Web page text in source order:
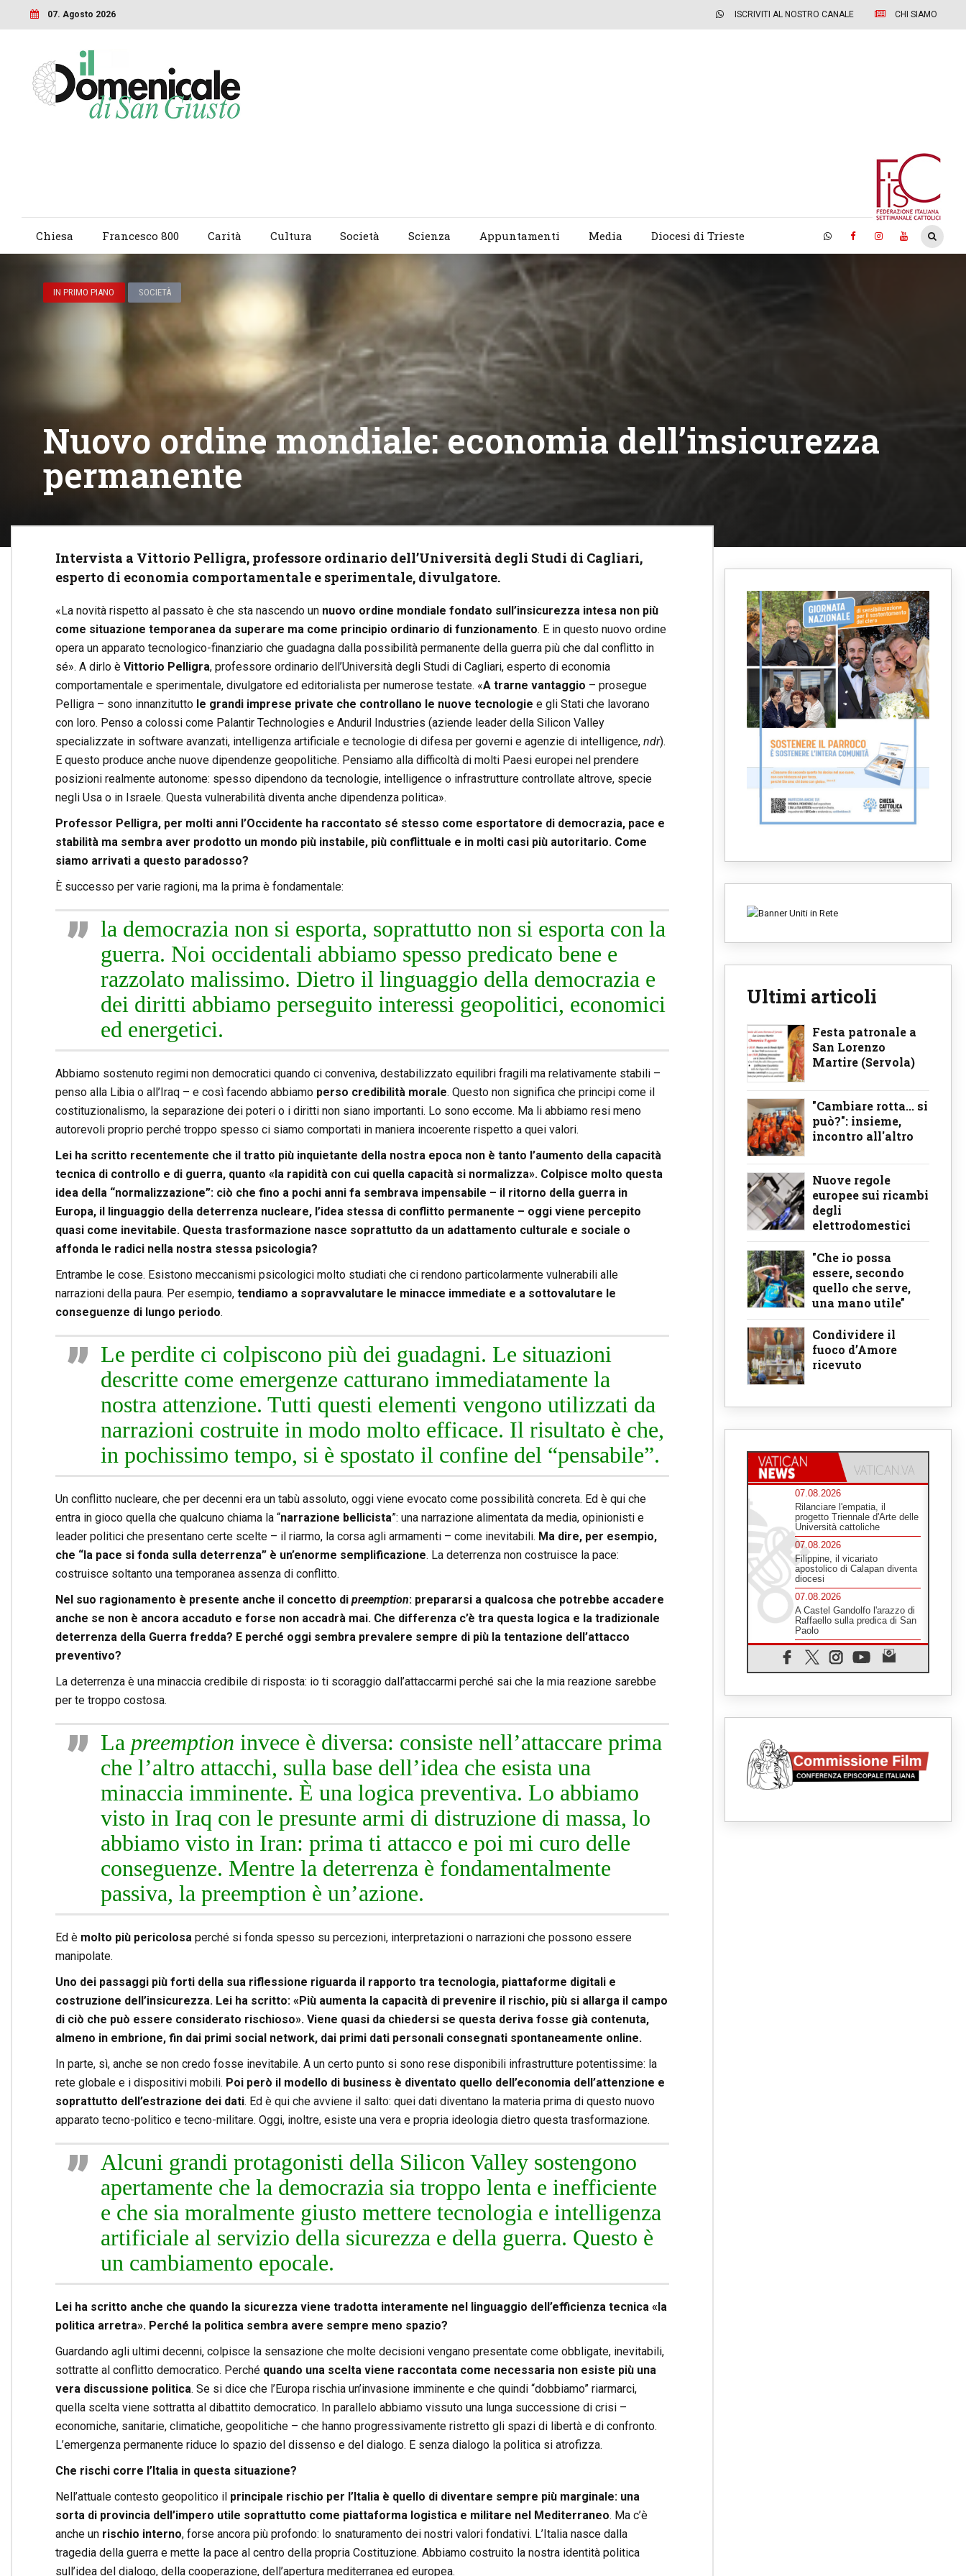
07. Agosto 2026 ISCRIVITI AL NOSTRO CANALE CHI SIAMO
Chiesa Francesco 800 Carità Cultura Società Scienza Appuntamenti Media Diocesi di Trieste
IN PRIMO PIANO SOCIETÀ
Nuovo ordine mondiale: economia dell’insicurezza
permanente
Intervista a Vittorio Pelligra, professore ordinario dell’Università degli Studi di Cagliari,
esperto di economia comportamentale e sperimentale, divulgatore.
«La novità rispetto al passato è che sta nascendo un nuovo ordine mondiale fondato sull’insicurezza intesa non più
come situazione temporanea da superare ma come principio ordinario di funzionamento. E in questo nuovo ordine
opera un apparato tecnologico-finanziario che guadagna dalla possibilità permanente della guerra più che dal conflitto in
sé». A dirlo è Vittorio Pelligra, professore ordinario dell’Università degli Studi di Cagliari, esperto di economia
comportamentale e sperimentale, divulgatore ed editorialista per numerose testate. «A trarne vantaggio – prosegue
Pelligra – sono innanzitutto le grandi imprese private che controllano le nuove tecnologie e gli Stati che lavorano
con loro. Penso a colossi come Palantir Technologies e Anduril Industries (aziende leader della Silicon Valley
specializzate in software avanzati, intelligenza artificiale e tecnologie di difesa per governi e agenzie di intelligence, ndr).
E questo produce anche nuove dipendenze geopolitiche. Pensiamo alla difficoltà di molti Paesi europei nel prendere
posizioni realmente autonome: spesso dipendono da tecnologie, intelligence o infrastrutture controllate altrove, specie
negli Usa o in Israele. Questa vulnerabilità diventa anche dipendenza politica».
Professor Pelligra, per molti anni l’Occidente ha raccontato sé stesso come esportatore di democrazia, pace e
stabilità ma sembra aver prodotto un mondo più instabile, più conflittuale e in molti casi più autoritario. Come
siamo arrivati a questo paradosso?
È successo per varie ragioni, ma la prima è fondamentale:
la democrazia non si esporta, soprattutto non si esporta con la
guerra. Noi occidentali abbiamo spesso predicato bene e
razzolato malissimo. Dietro il linguaggio della democrazia e
dei diritti abbiamo perseguito interessi geopolitici, economici
ed energetici.
Abbiamo sostenuto regimi non democratici quando ci conveniva, destabilizzato equilibri fragili ma relativamente stabili –
penso alla Libia o all’Iraq – e così facendo abbiamo perso credibilità morale. Questo non significa che principi come il
costituzionalismo, la separazione dei poteri o i diritti non siano importanti. Lo sono eccome. Ma li abbiamo resi meno
autorevoli proprio perché troppo spesso ci siamo comportati in maniera incoerente rispetto a quei valori.
Lei ha scritto recentemente che il tratto più inquietante della nostra epoca non è tanto l’aumento della capacità
tecnica di controllo e di guerra, quanto «la rapidità con cui quella capacità si normalizza». Colpisce molto questa
idea della “normalizzazione”: ciò che fino a pochi anni fa sembrava impensabile – il ritorno della guerra in
Europa, il linguaggio della deterrenza nucleare, l’idea stessa di conflitto permanente – oggi viene percepito
quasi come inevitabile. Questa trasformazione nasce soprattutto da un adattamento culturale e sociale o
affonda le radici nella nostra stessa psicologia?
Entrambe le cose. Esistono meccanismi psicologici molto studiati che ci rendono particolarmente vulnerabili alle
narrazioni della paura. Per esempio, tendiamo a sopravvalutare le minacce immediate e a sottovalutare le
conseguenze di lungo periodo.
Le perdite ci colpiscono più dei guadagni. Le situazioni
descritte come emergenze catturano immediatamente la
nostra attenzione. Tutti questi elementi vengono utilizzati da
narrazioni costruite in modo molto efficace. Il risultato è che,
in pochissimo tempo, si è spostato il confine del “pensabile”.
Un conflitto nucleare, che per decenni era un tabù assoluto, oggi viene evocato come possibilità concreta. Ed è qui che
entra in gioco quella che qualcuno chiama la “narrazione bellicista”: una narrazione alimentata da media, opinionisti e
leader politici che presentano certe scelte – il riarmo, la corsa agli armamenti – come inevitabili. Ma dire, per esempio,
che “la pace si fonda sulla deterrenza” è un’enorme semplificazione. La deterrenza non costruisce la pace:
costruisce soltanto una temporanea assenza di conflitto.
Nel suo ragionamento è presente anche il concetto di preemption: prepararsi a qualcosa che potrebbe accadere
anche se non è ancora accaduto e forse non accadrà mai. Che differenza c’è tra questa logica e la tradizionale
deterrenza della Guerra fredda? E perché oggi sembra prevalere sempre di più la tentazione dell’attacco
preventivo?
La deterrenza è una minaccia credibile di risposta: io ti scoraggio dall’attaccarmi perché sai che la mia reazione sarebbe
per te troppo costosa.
La preemption invece è diversa: consiste nell’attaccare prima
che l’altro attacchi, sulla base dell’idea che esista una
minaccia imminente. È una logica preventiva. Lo abbiamo
visto in Iraq con le presunte armi di distruzione di massa, lo
abbiamo visto in Iran: prima ti attacco e poi mi curo delle
conseguenze. Mentre la deterrenza è fondamentalmente
passiva, la preemption è un’azione.
Ed è molto più pericolosa perché si fonda spesso su percezioni, interpretazioni o narrazioni che possono essere
manipolate.
Uno dei passaggi più forti della sua riflessione riguarda il rapporto tra tecnologia, piattaforme digitali e
costruzione dell’insicurezza. Lei ha scritto: «Più aumenta la capacità di prevenire il rischio, più si allarga il campo
di ciò che può essere considerato rischioso». Viene quasi da chiedersi se questa deriva fosse già contenuta,
almeno in embrione, fin dai primi social network, dai primi dati personali consegnati spontaneamente online.
In parte, sì, anche se non credo fosse inevitabile. A un certo punto si sono rese disponibili infrastrutture potentissime: la
rete globale e i dispositivi mobili. Poi però il modello di business è diventato quello dell’economia dell’attenzione e
soprattutto dell’estrazione dei dati. Ed è qui che avviene il salto: quei dati diventano la materia prima di questo nuovo
apparato tecno-politico e tecno-militare. Oggi, inoltre, esiste una vera e propria ideologia dietro questa trasformazione.
Alcuni grandi protagonisti della Silicon Valley sostengono
apertamente che la democrazia sia troppo lenta e inefficiente
e che sia moralmente giusto mettere tecnologia e intelligenza
artificiale al servizio della sicurezza e della guerra. Questo è
un cambiamento epocale.
Lei ha scritto anche che quando la sicurezza viene tradotta interamente nel linguaggio dell’efficienza tecnica «la
politica arretra». Perché la politica sembra avere sempre meno spazio?
Guardando agli ultimi decenni, colpisce la sensazione che molte decisioni vengano presentate come obbligate, inevitabili,
sottratte al conflitto democratico. Perché quando una scelta viene raccontata come necessaria non esiste più una
vera discussione politica. Se si dice che l’Europa rischia un’invasione imminente e che quindi “dobbiamo” riarmarci,
quella scelta viene sottratta al dibattito democratico. In parallelo abbiamo vissuto una lunga successione di crisi –
economiche, sanitarie, climatiche, geopolitiche – che hanno progressivamente ristretto gli spazi di libertà e di confronto.
L’emergenza permanente riduce lo spazio del dissenso e del dialogo. E senza dialogo la politica si atrofizza.
Che rischi corre l’Italia in questa situazione?
Nell’attuale contesto geopolitico il principale rischio per l’Italia è quello di diventare sempre più marginale: una
sorta di provincia dell’impero utile soprattutto come piattaforma logistica e militare nel Mediterraneo. Ma c’è
anche un rischio interno, forse ancora più profondo: lo snaturamento dei nostri valori fondativi. L’Italia nasce dalla
tragedia della guerra e mette la pace al centro della propria Costituzione. Abbiamo costruito la nostra identità politica
sull’idea del dialogo, della cooperazione, dell’apertura mediterranea ed europea.
Ultimi articoli
Festa patronale a
San Lorenzo
Martire (Servola)
"Cambiare rotta... si
può?": insieme,
incontro all'altro
Nuove regole
europee sui ricambi
degli
elettrodomestici
"Che io possa
essere, secondo
quello che serve,
una mano utile"
Condividere il
fuoco d’Amore
ricevuto
07.08.2026
Rilanciare l'empatia, il
progetto Triennale d'Arte delle
Università cattoliche
07.08.2026
Filippine, il vicariato
apostolico di Calapan diventa
diocesi
07.08.2026
A Castel Gandolfo l'arazzo di
Raffaello sulla predica di San
Paolo
07.08.2026
Tagle: la guerra sfigura il
mondo, solo la rivelazione di
07.08.2026
SIGNIS 2026, dare voce alle
religiose cattoliche nello
spazio pubblico